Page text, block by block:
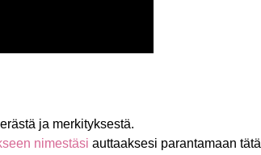
ja merkityksestä.
nimestäsi auttaaksesi parantamaan tätä